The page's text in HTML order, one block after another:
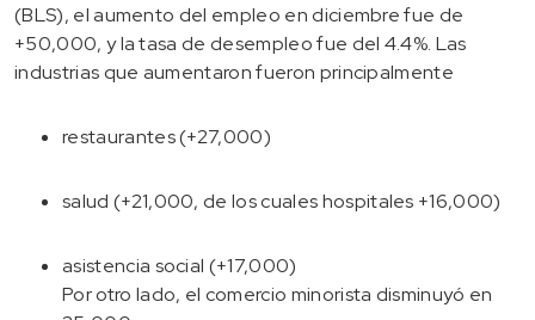
(BLS), el aumento del empleo en diciembre fue de
+50,000, y la tasa de desempleo fue del 4.4%. Las
industrias que aumentaron fueron principalmente
restaurantes (+27,000)
salud (+21,000, de los cuales hospitales +16,000)
asistencia social (+17,000)
Por otro lado, el comercio minorista disminuyó en